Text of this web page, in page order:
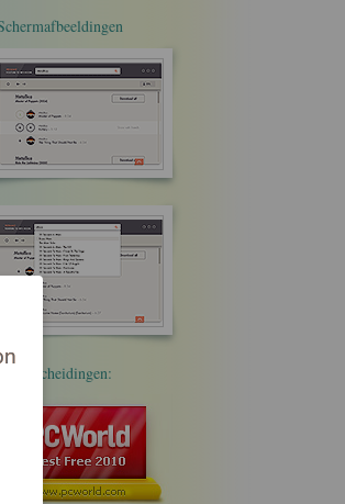
Onderscheidingen: